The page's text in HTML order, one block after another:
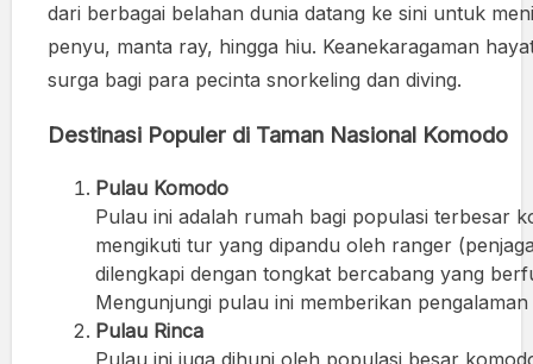
dari berbagai belahan dunia datang ke sini untuk
penyu, manta ray, hingga hiu. Keanekaragaman
surga bagi para pecinta snorkeling dan diving.
Destinasi Populer di Taman Nasional Komodo
Pulau Komodo
Pulau ini adalah rumah bagi populasi terbesar
mengikuti tur yang dipandu oleh ranger
dilengkapi dengan tongkat bercabang yang
Mengunjungi pulau ini memberikan
Pulau Rinca